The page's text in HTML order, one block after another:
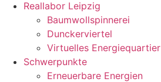
Reallabor Leipzig
Baumwollspinnerei
Dunckerviertel
Virtuelles Energiequartier
Schwerpunkte
Erneuerbare Energien